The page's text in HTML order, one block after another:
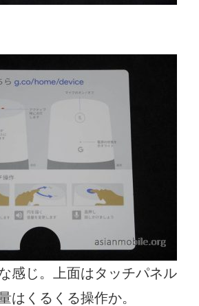
感じ。上面はタッチパネル
はくるくる操作か。